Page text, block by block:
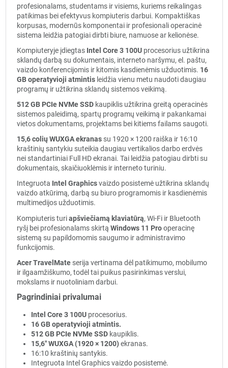
profesionalams, studentams ir visiems, kuriems reikalingas
patikimas bei efektyvus kompiuteris darbui. Kompaktiškas
korpusas, modernūs komponentai ir profesionali operacinė
sistema leidžia patogiai dirbti biure, namuose ar kelionėse.
Kompiuteryje įdiegtas Intel Core 3 100Uprocesorius užtikrina
sklandų darbą su dokumentais, interneto naršymu, el. paštu,
vaizdo konferencijomis ir kitomis kasdienėmis užduotimis. 16
GB operatyvioji atmintisleidžia vienu metu naudoti daugiau
programų ir užtikrina sklandų sistemos veikimą.
512 GB PCIe NVMe SSDkaupiklis užtikrina greitą operacinės
sistemos paleidimą, spartų programų veikimą ir pakankamai
vietos dokumentams, projektams bei kitiems failams saugoti.
15,6 colių WUXGA ekranassu 1920 × 1200 raiška ir 16:10
kraštinių santykiu suteikia daugiau vertikalios darbo erdvės
nei standartiniai Full HD ekranai. Tai leidžia patogiau dirbti su
dokumentais, skaičiuoklėmis ir interneto turiniu.
Integruota Intel Graphicsvaizdo posistemė užtikrina sklandų
vaizdo atkūrimą, darbą su biuro programomis ir kasdienėmis
multimedijos užduotimis.
Kompiuteris turiapšviečiamą klaviatūrą, Wi-Fi ir Bluetooth
ryšį bei profesionalams skirtą Windows 11 Prooperacinę
sistemą su papildomomis saugumo ir administravimo
funkcijomis.
Acer TravelMateserija vertinama dėl patikimumo, mobilumo
ir ilgaamžiškumo, todėl tai puikus pasirinkimas verslui,
mokslams ir nuotoliniam darbui.
Pagrindiniai privalumai
Intel Core 3 100Uprocesorius.
16 GB operatyvioji atmintis.
512 GB PCIe NVMe SSDkaupiklis.
15,6" WUXGA (1920 × 1200) ekranas.
16:10 kraštinių santykis.
Integruota Intel Graphics vaizdo posistemė.